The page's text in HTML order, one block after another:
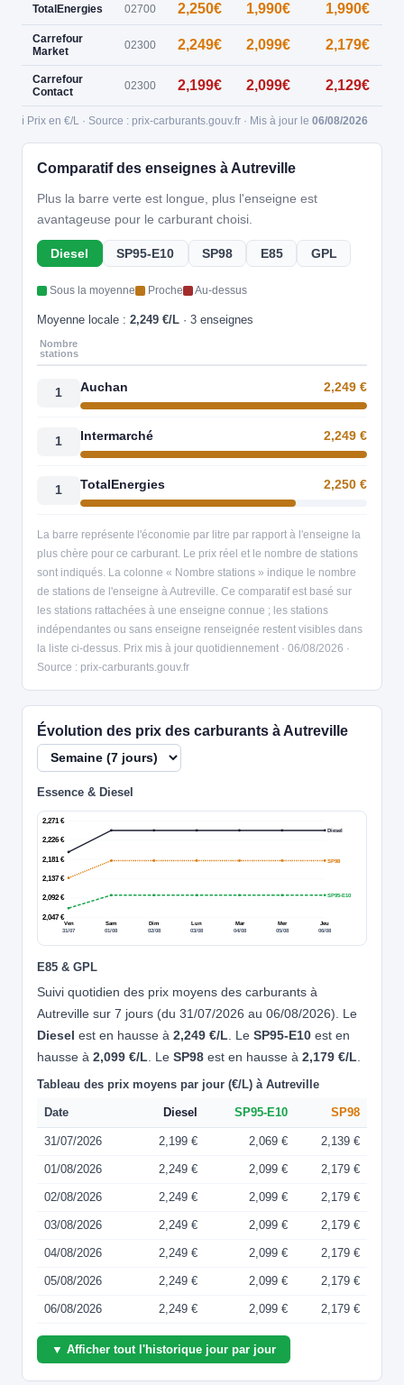
TotalEnergies 02700 2,250€ 1,990€ 1,990€
Carrefour
Market
02300 2,249€ 2,099€ 2,179€
Carrefour
Contact
02300 2,199€ 2,099€ 2,129€
ℹ️ Prix en €/L · Source : prix-carburants.gouv.fr · Mis à jour le 06/08/2026
Comparatif des enseignes à Autreville
Plus la barre verte est longue, plus l'enseigne est
avantageuse pour le carburant choisi.
Diesel SP95-E10 SP98 E85 GPL
Sous la moyenne Proche Au-dessus
Moyenne locale : 2,249 €/L · 3 enseignes
Nombre
stations
1 Auchan 2,249 €
1 Intermarché 2,249 €
1 TotalEnergies 2,250 €
La barre représente l'économie par litre par rapport à l'enseigne la
plus chère pour ce carburant. Le prix réel et le nombre de stations
sont indiqués. La colonne « Nombre stations » indique le nombre
de stations de l'enseigne à Autreville. Ce comparatif est basé sur
les stations rattachées à une enseigne connue ; les stations
indépendantes ou sans enseigne renseignée restent visibles dans
la liste ci-dessus. Prix mis à jour quotidiennement · 06/08/2026 ·
Source : prix-carburants.gouv.fr
Évolution des prix des carburants à Autreville
Essence & Diesel
2,047 €
2,092 €
2,137 €
2,181 €
2,226 €
2,271 €
Ven
31/07
Sam
01/08
Dim
02/08
Lun
03/08
Mar
04/08
Mer
05/08
Jeu
06/08
Diesel
SP95-E10
SP98
E85 & GPL
Suivi quotidien des prix moyens des carburants à
Autreville sur 7 jours (du 31/07/2026 au 06/08/2026). Le
Diesel est en hausse à 2,249 €/L . Le SP95-E10 est en
hausse à 2,099 €/L . Le SP98 est en hausse à 2,179 €/L
Tableau des prix moyens par jour (€/L) à Autreville
Date Diesel SP95-E10 SP98
31/07/2026 2,199 € 2,069 € 2,139 €
01/08/2026 2,249 € 2,099 € 2,179 €
02/08/2026 2,249 € 2,099 € 2,179 €
03/08/2026 2,249 € 2,099 € 2,179 €
04/08/2026 2,249 € 2,099 € 2,179 €
05/08/2026 2,249 € 2,099 € 2,179 €
06/08/2026 2,249 € 2,099 € 2,179 €
▼ Afficher tout l'historique jour par jour